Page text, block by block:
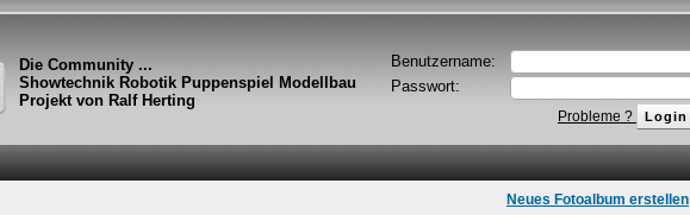
Die Community ...
Showtechnik Robotik Puppenspiel Modellbau
Projekt von Ralf Herting
Benutzername:
Passwort:
Probleme ?
Neues Fotoalbum erstellen